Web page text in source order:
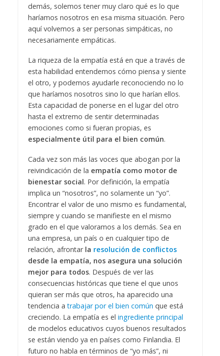
demás, solemos tener muy claro qué es lo que
haríamos nosotros en esa misma situación. Pero
aquí volvemos a ser personas simpáticas, no
necesariamente empáticas.
La riqueza de la empatía está en que a través de
esta habilidad entendemos cómo piensa y siente
el otro, y podemos ayudarle reconociendo no lo
que haríamos nosotros sino lo que harían ellos.
Esta capacidad de ponerse en el lugar del otro
hasta el extremo de sentir determinadas
emociones como si fueran propias, es
especialmente útil para el bien común.
Cada vez son más las voces que abogan por la
reivindicación de la empatía como motor de
bienestar social. Por definición, la empatía
implica un “nosotros”, no solamente un “yo”.
Encontrar el valor de uno mismo es fundamental,
siempre y cuando se manifieste en el mismo
grado en el que valoramos a los demás. Sea en
una empresa, un país o en cualquier tipo de
relación, afrontar la resolución de conflictos
desde la empatía, nos asegura una solución
mejor para todos. Después de ver las
consecuencias históricas que tiene el que unos
quieran ser más que otros, ha aparecido una
tendencia atrabajar por el bien común que está
creciendo. La empatía es el ingrediente principal
de modelos educativos cuyos buenos resultados
se están viendo ya en países como Finlandia. El
futuro no habla en términos de “yo más”, ni